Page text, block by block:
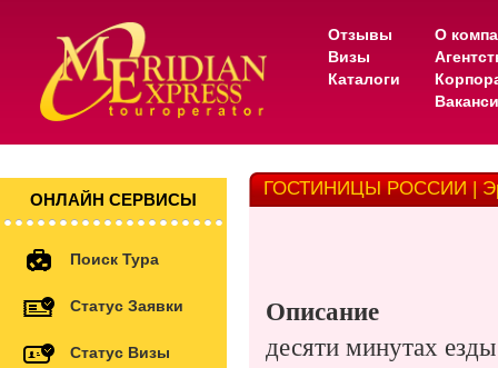
Отзывы
Визы
Каталоги
О
ОНЛАЙН СЕРВИСЫ
Поиск Тура
Статус Заявки
Статус Визы
ГОСТИНИЦЫ РОССИИ |
Описание
десяти минутах